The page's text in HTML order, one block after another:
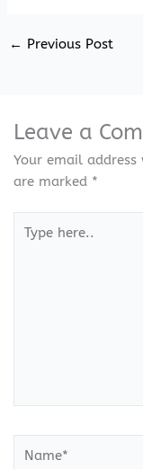
← Previous Post
Leave a
Your email
are marked *
here..